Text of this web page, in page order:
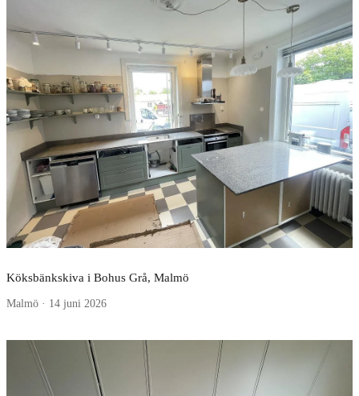
Köksbänkskiva i Bohus Grå, Malmö
Malmö · 14 juni 2026